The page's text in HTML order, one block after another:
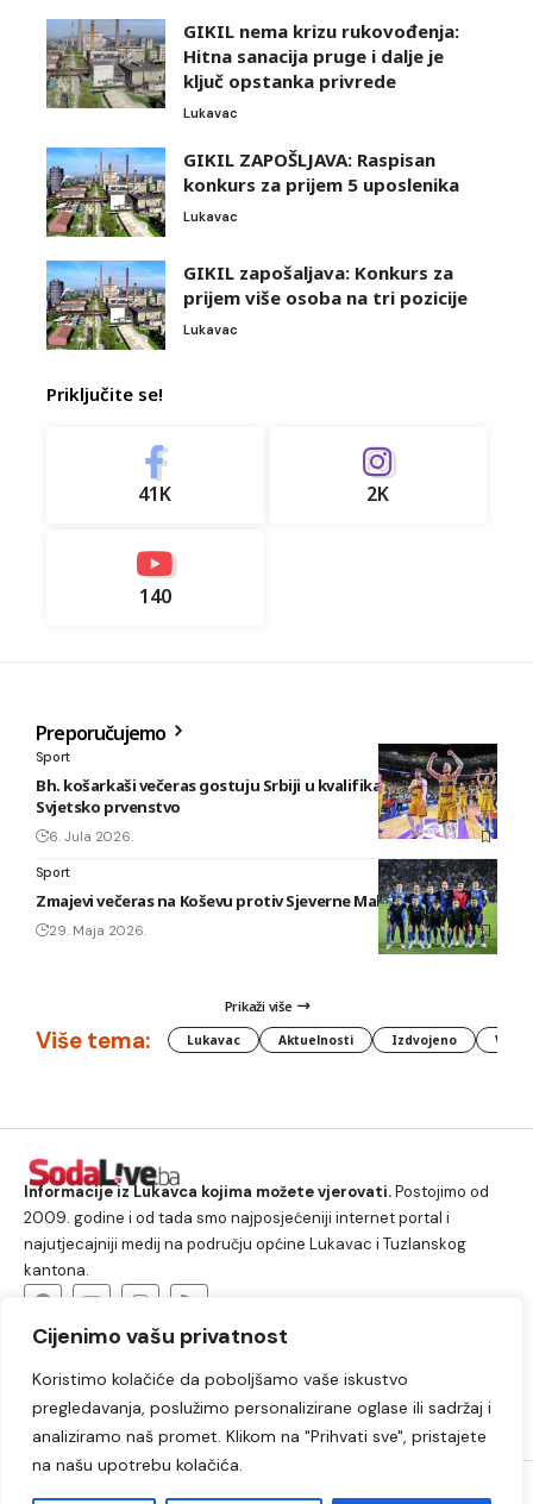
Cijenimo vašu privatnost
Koristimo kolačiće da poboljšamo vaše iskustvo
pregledavanja, poslužimo personalizirane oglase ili sadržaj i
analiziramo naš promet. Klikom na "Prihvati sve", pristajete
na našu upotrebu kolačića.
GIKIL nema krizu rukovođenja:
Hitna sanacija pruge i dalje je
ključ opstanka privrede
Lukavac
GIKIL ZAPOŠLJAVA: Raspisan
konkurs za prijem 5 uposlenika
Lukavac
GIKIL zapošaljava: Konkurs za
prijem više osoba na tri pozicije
Lukavac
Priključite se!
41K 2K
140
Preporučujemo
Sport
Bh. košarkaši večeras gostuju Srbiji u kvalifikacijama za
Svjetsko prvenstvo
6. Jula 2026.
Sport
Zmajevi večeras na Koševu protiv Sjeverne Makedonije
29. Maja 2026.
Prikaži više
Više tema: Lukavac Aktuelnosti Izdvojeno
Informacije iz Lukavca kojima možete vjerovati.Postojimo od
2009. godine i od tada smo najposjećeniji internet portal i
najutjecajniji medij na području općine Lukavac i Tuzlanskog
kantona.
Lukavac Društvo Crna hronika
Sport
Kultura
Kolumne Slobodno vrijeme